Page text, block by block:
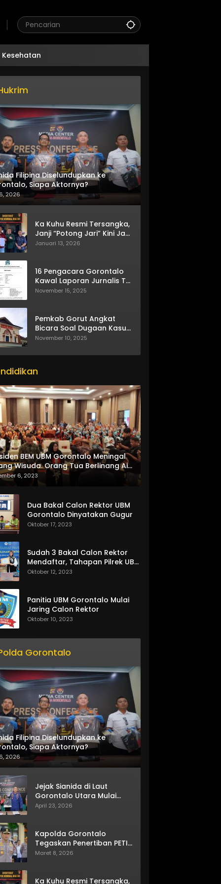
Kesehatan
Filipina Diselundupkan ke
Siapa Aktornya?
2026
Ka Kuhu Resmi Tersangka,
Janji “Potong Jari” Kini Jadi
Bumerang
Januari 13, 2026
16 Pengacara Gorontalo
Kawal Laporan Jurnalis TV
One
November 15, 2025
Pemkab Gorut Angkat
Bicara Soal Dugaan Kasus
Asusila Oknum ASN
November 10, 2025
BEM UBM Gorontalo Meningal
Wisuda. Orang Tua Berlinang Air
Menerima SKL dan Pemasangan
6, 2023
Dua Bakal Calon Rektor UBM
Gorontalo Dinyatakan Gugur
Oktober 17, 2023
Sudah 3 Bakal Calon Rektor
Mendaftar, Tahapan Pilrek UBM
Gorontalo Makin Seru
Oktober 12, 2023
Panitia UBM Gorontalo Mulai
Jaring Calon Rektor
Oktober 10, 2023
Gorontalo
Filipina Diselundupkan ke
Siapa Aktornya?
2026
Jejak Sianida di Laut
Gorontalo Utara Mulai
Terkuak
April 23, 2026
Kapolda Gorontalo
Tegaskan Penertiban PETI
Terus Berjalan
Maret 8, 2026
Ka Kuhu Resmi Tersangka,